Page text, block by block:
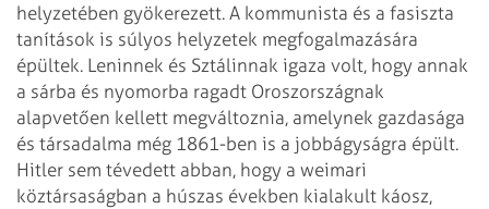
helyzetében gyökerezett. A kommunista és a fasiszta
tanítások is súlyos helyzetek megfogalmazására
épültek. Leninnek és Sztálinnak igaza volt, hogy annak
a sárba és nyomorba ragadt Oroszországnak
alapvetően kellett megváltoznia, amelynek gazdasága
és társadalma még 1861-ben is a jobbágyságra épült.
Hitler sem tévedett abban, hogy a weimari
köztársaságban a húszas években kialakult káosz,